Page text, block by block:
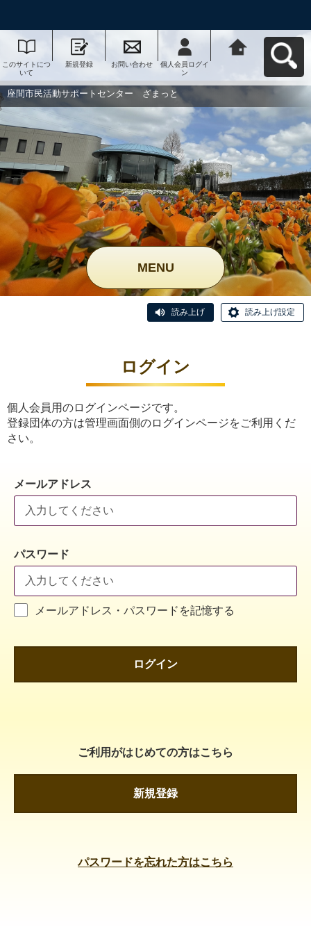
このサイトにつ
いて
新規登録 お問い合わせ
個人会員ログイ
ン
ー ざまっとへ
座間市民活動サポートセンター ざまっと
MENU
読み上げ 読み上げ設定
ログイン
個人会員用のログインページです。
登録団体の方は管理画面側のログインページをご利用くだ
さい。
メールアドレス
パスワード
メールアドレス・パスワードを記憶する
ログイン
ご利用がはじめての方はこちら
新規登録
パスワードを忘れた方はこちら